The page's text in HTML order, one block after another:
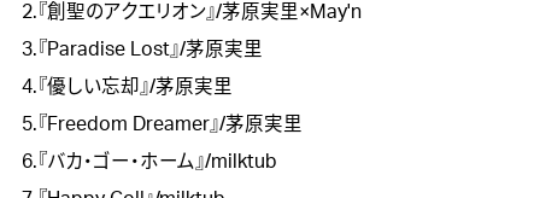
2.『創聖のアクエリオン』/茅原実里×May'n
3.『Paradise Lost』/茅原実里
4.『優しい忘却』/茅原実里
5.『Freedom Dreamer』/茅原実里
6.『バカ・ゴー・ホーム』/milktub